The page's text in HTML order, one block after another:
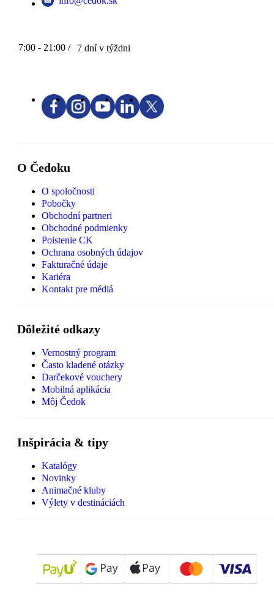
7:00 - 21:00 / 7 dní v týždni
O Čedoku
O spoločnosti
Pobočky
Obchodní partneri
Obchodné podmienky
Poistenie CK
Ochrana osobných údajov
Fakturačné údaje
Kariéra
Kontakt pre médiá
Dôležité odkazy
Vernostný program
Často kladené otázky
Darčekové vouchery
Mobilná aplikácia
Môj Čedok
Inšpirácia & tipy
Katalógy
Novinky
Animačné kluby
Výlety v destináciách